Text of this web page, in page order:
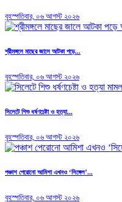
বৃহস্পতিবার, ০৬ আগস্ট ২০২৬
শ্রীমঙ্গলে মাছের জালে আটকা পড়ে...
বৃহস্পতিবার, ০৬ আগস্ট ২০২৬
সিলেটে শিশু ধর্ষণচেষ্টা ও হত্যা...
বৃহস্পতিবার, ০৬ আগস্ট ২০২৬
পঞ্চাশ পেরোনো আমিশা এখনও ‘সিঙ্গেল’...
বৃহস্পতিবার, ০৬ আগস্ট ২০২৬